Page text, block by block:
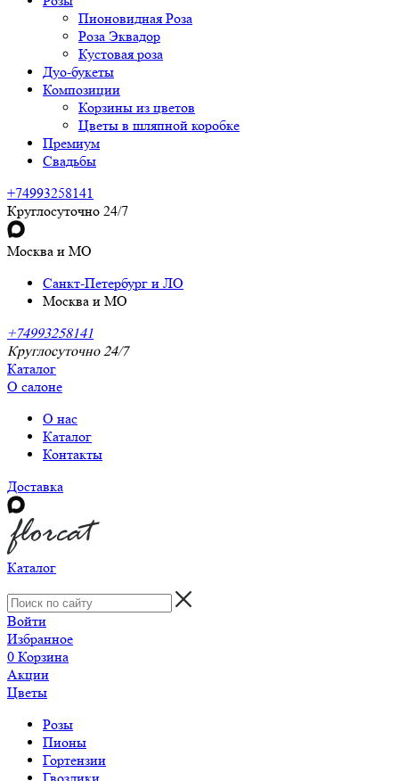
Пионовидная Роза
Роза Эквадор
Кустовая роза
Дуо-букеты
Композиции
Корзины из цветов
Цветы в шляпной коробке
Премиум
Свадьбы
+74993258141
Круглосуточно 24/7
Москва и МО
Санкт-Петербург и ЛО
Москва и МО
+74993258141
Круглосуточно 24/7
Каталог
О салоне
О нас
Каталог
Контакты
Доставка
Каталог
Войти
Избранное
0 Корзина
Акции
Цветы
Розы
Пионы
Гортензии